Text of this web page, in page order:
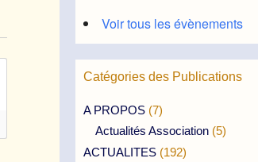
Voir tous les évènements
Catégories des Publications
A PROPOS (7)
Actualités Association (5)
ACTUALITES (192)